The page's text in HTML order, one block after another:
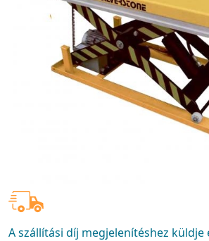
A szállítási díj megjelenítéshez küldje